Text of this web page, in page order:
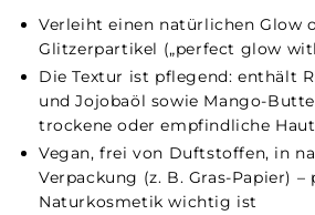
Verleiht einen natürlichen Glow
Glitzerpartikel („perfect glow
Die Textur ist pflegend: enthält
und Jojobaöl sowie Mango-
trockene oder empfindliche Haut
Vegan, frei von Duftstoffen, in
Verpackung (z. B. Gras-Papier) –
Naturkosmetik wichtig ist